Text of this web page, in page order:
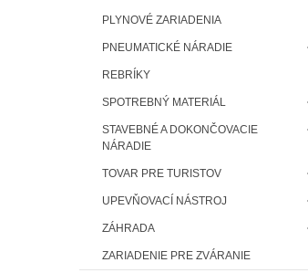
PLYNOVÉ ZARIADENIA
PNEUMATICKÉ NÁRADIE
REBRÍKY
SPOTREBNÝ MATERIÁL
STAVEBNÉ A DOKONČOVACIE
NÁRADIE
TOVAR PRE TURISTOV
UPEVŇOVACÍ NÁSTROJ
ZÁHRADA
ZARIADENIE PRE ZVÁRANIE